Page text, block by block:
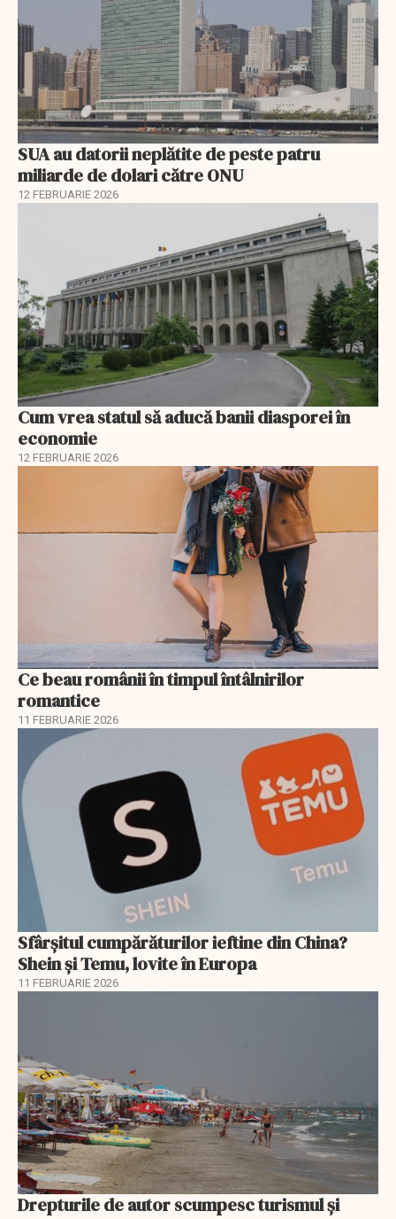
SUA au datorii neplătite de peste patru
miliarde de dolari către ONU
12 FEBRUARIE 2026
Cum vrea statul să aducă banii diasporei în
economie
12 FEBRUARIE 2026
Ce beau românii în timpul întâlnirilor
romantice
11 FEBRUARIE 2026
Sfârșitul cumpărăturilor ieftine din China?
Shein și Temu, lovite în Europa
11 FEBRUARIE 2026
Drepturile de autor scumpesc turismul și